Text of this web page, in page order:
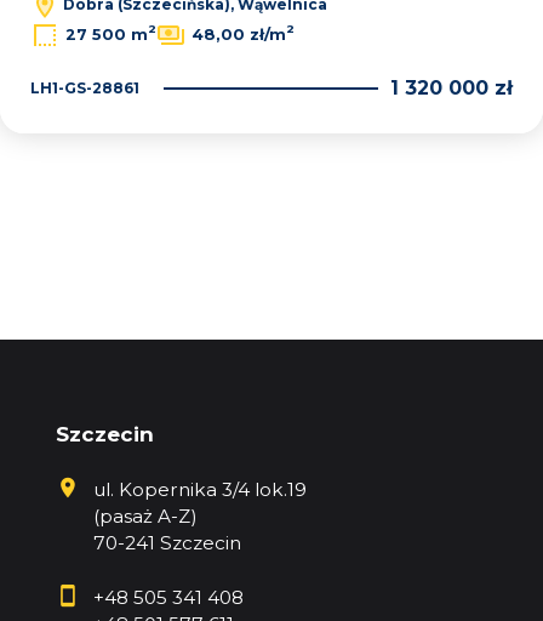
Dobra (Szczecińska), Wąwelnica
27 500 m2 48,00 zł/m2
LH1-GS-28861 1 320 000 zł
Szczecin
ul. Kopernika 3/4 lok.19
(pasaż A-Z)
70-241 Szczecin
+48 505 341 408